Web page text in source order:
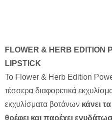
FLOWER & HERB EDITION
LIPSTICK
Το Flower & Herb Edition
τέσσερα διαφορετικά
εκχυλίσματα βοτάνων κάνει
θρέφει και παρέχει